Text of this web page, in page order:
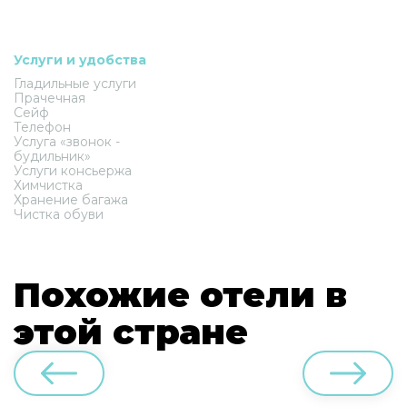
Услуги и удобства
Гладильные услуги
Прачечная
Сейф
Телефон
Услуга «звонок -
будильник»
Услуги консьержа
Химчистка
Хранение багажа
Чистка обуви
Похожие отели в
этой стране